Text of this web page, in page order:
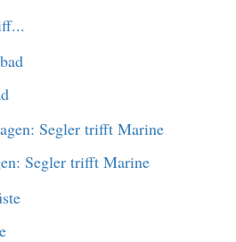
Segler trifft Marine